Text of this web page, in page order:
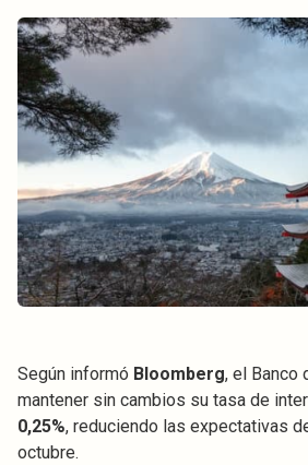
Según informó Bloomberg, el Banco
mantener sin cambios su tasa de
0,25%, reduciendo las expectativas
octubre.